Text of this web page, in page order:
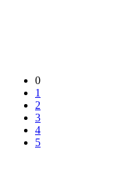
0
1
2
3
4
5